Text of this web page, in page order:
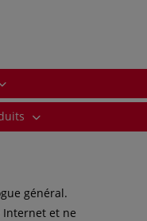
général.
Internet et ne